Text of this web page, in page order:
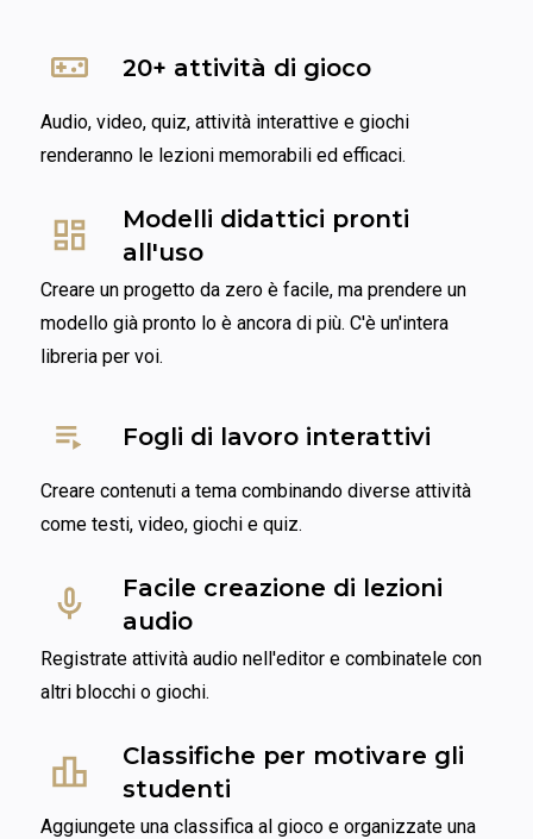
20+ attività di gioco
Audio, video, quiz, attività interattive e giochi
renderanno le lezioni memorabili ed efficaci.
Modelli didattici pronti
all'uso
Creare un progetto da zero è facile, ma prendere un
modello già pronto lo è ancora di più. C'è un'intera
libreria per voi.
Fogli di lavoro interattivi
Creare contenuti a tema combinando diverse attività
come testi, video, giochi e quiz.
Facile creazione di lezioni
audio
Registrate attività audio nell'editor e combinatele con
altri blocchi o giochi.
Classifiche per motivare gli
studenti
Aggiungete una classifica al gioco e organizzate una